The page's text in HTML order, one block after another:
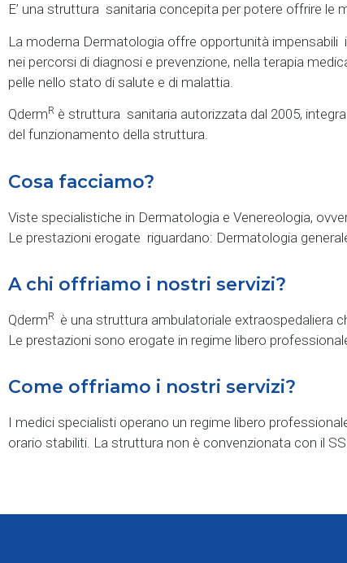
E’ una struttura sanitaria concepita per potere offrire le
La moderna Dermatologia offre opportunità
nei percorsi di diagnosi e prevenzione, nella terapia
pelle nello stato di salute e di malattia.
QdermR è struttura sanitaria autorizzata dal 2005,
del funzionamento della struttura.
Cosa facciamo?
Viste specialistiche in Dermatologia e Venereologia,
Le prestazioni erogate riguardano: Dermatologia
A chi offriamo i nostri servizi?
QdermR è una struttura ambulatoriale extraospedaliera
Le prestazioni sono erogate in regime libero
Come offriamo i nostri servizi?
I medici specialisti operano un regime libero
orario stabiliti. La struttura non è convenzionata con il